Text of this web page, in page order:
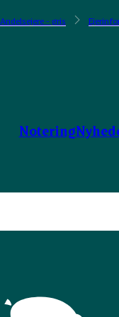
Andelsejere - gris
Notering